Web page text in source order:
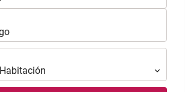
Habitación